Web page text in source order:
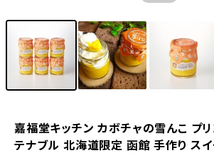
嘉福堂キッチン カボチャの雪んこ プ
テナブル 北海道限定 函館 手作り ス